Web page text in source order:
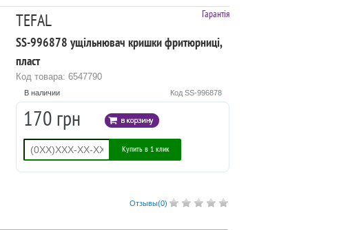
Гарантія
TEFAL
SS-996878 ущільнювач кришки фритюрниці,
пласт
Код товара: 6547790
Код SS-996878
В наличии
170 грн
Купить в 1 клик
Отзывы(0)